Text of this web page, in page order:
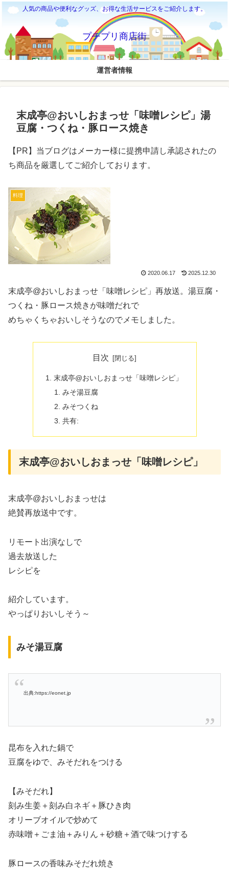
人気の商品や便利なグッズ、お得な生活サービスをご紹介します。
プチプリ商店街
運営者情報
末成亭@おいしおまっせ「味噌レシピ」湯
豆腐・つくね・豚ロース焼き
【PR】当ブログはメーカー様に提携申請し承認されたの
ち商品を厳選してご紹介しております。
料理
2020.06.17 2025.12.30
末成亭@おいしおまっせ「味噌レシピ」再放送。湯豆腐・
つくね・豚ロース焼きが味噌だれで
めちゃくちゃおいしそうなのでメモしました。
目次
末成亭@おいしおまっせ「味噌レシピ」
みそ湯豆腐
みそつくね
共有:
末成亭@おいしおまっせ「味噌レシピ」
末成亭@おいしおまっせは
絶賛再放送中です。
リモート出演なしで
過去放送した
レシピを
紹介しています。
やっぱりおいしそう～
みそ湯豆腐
出典:https://eonet.jp
昆布を入れた鍋で
豆腐をゆで、みそだれをつける
【みそだれ】
刻み生姜＋刻み白ネギ＋豚ひき肉
オリーブオイルで炒めて
赤味噌＋ごま油＋みりん＋砂糖＋酒で味つけする
豚ロースの香味みそだれ焼き